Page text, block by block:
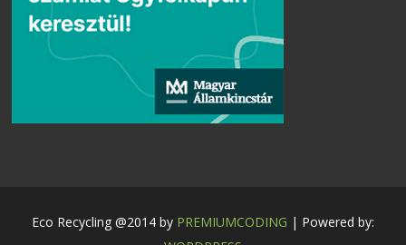
Eco Recycling @2014 by PREMIUMCODING | Powered by: